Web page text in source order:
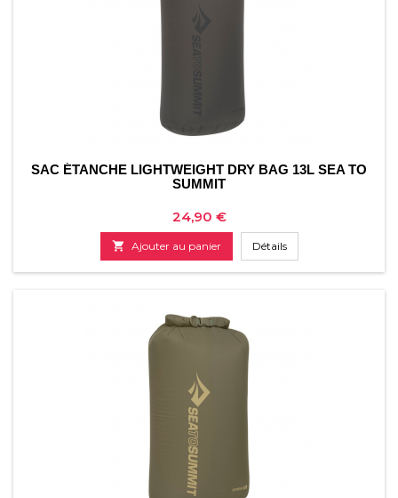
SAC ÉTANCHE LIGHTWEIGHT DRY BAG 13L SEA TO
SUMMIT
Prix
24,90 €
 Ajouter au panier Détails